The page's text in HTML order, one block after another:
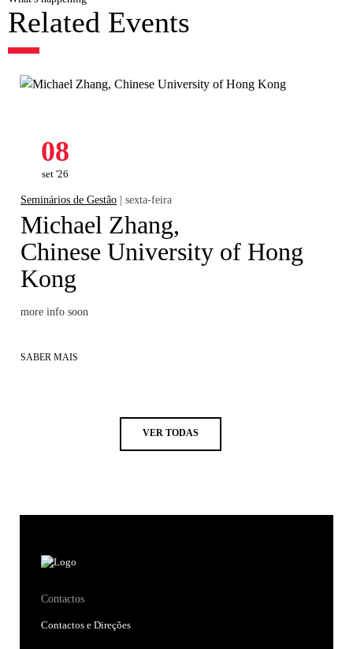
Related Events
08
set '26
Seminários de Gestão | sexta-feira
Michael Zhang,
Chinese University of Hong
Kong
more info soon
SABER MAIS
VER TODAS
Contactos
Contactos e Direções